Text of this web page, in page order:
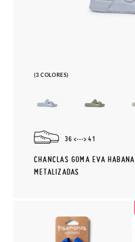
(3 COLORES)
36 41
CHANCLAS GOMA EVA HABANA
METALIZADAS